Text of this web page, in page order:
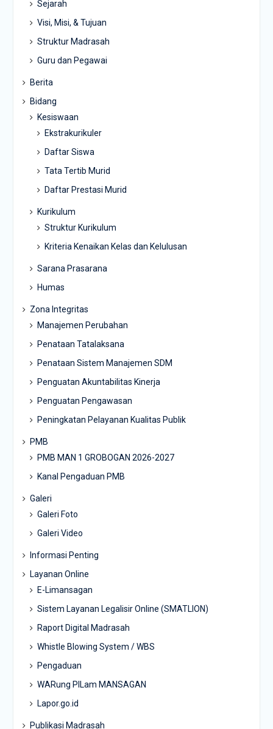
Sejarah
Visi, Misi, & Tujuan
Struktur Madrasah
Guru dan Pegawai
Berita
Bidang
Kesiswaan
Ekstrakurikuler
Daftar Siswa
Tata Tertib Murid
Daftar Prestasi Murid
Kurikulum
Struktur Kurikulum
Kriteria Kenaikan Kelas dan Kelulusan
Sarana Prasarana
Humas
Zona Integritas
Manajemen Perubahan
Penataan Tatalaksana
Penataan Sistem Manajemen SDM
Penguatan Akuntabilitas Kinerja
Penguatan Pengawasan
Peningkatan Pelayanan Kualitas Publik
PMB
PMB MAN 1 GROBOGAN 2026-2027
Kanal Pengaduan PMB
Galeri
Galeri Foto
Galeri Video
Informasi Penting
Layanan Online
E-Limansagan
Sistem Layanan Legalisir Online (SMATLION)
Raport Digital Madrasah
Whistle Blowing System / WBS
Pengaduan
WARung PILam MANSAGAN
Lapor.go.id
Publikasi Madrasah